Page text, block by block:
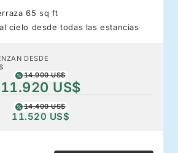
65 sq ft
cielo desde todas las estancias
DESDE
14.900 US$
11.920 US$
14.400 US$
11.520 US$